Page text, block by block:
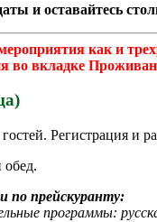
и оставайтесь
как и
во вкладке
Регистрация и
по прейскуранту:
программы: